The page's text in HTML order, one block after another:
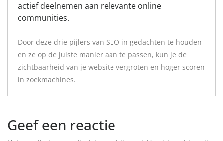
actief deelnemen aan relevante online
communities.
Door deze drie pijlers van SEO in gedachten te houden
en ze op de juiste manier aan te passen, kun je de
zichtbaarheid van je website vergroten en hoger scoren
in zoekmachines.
Geef een reactie